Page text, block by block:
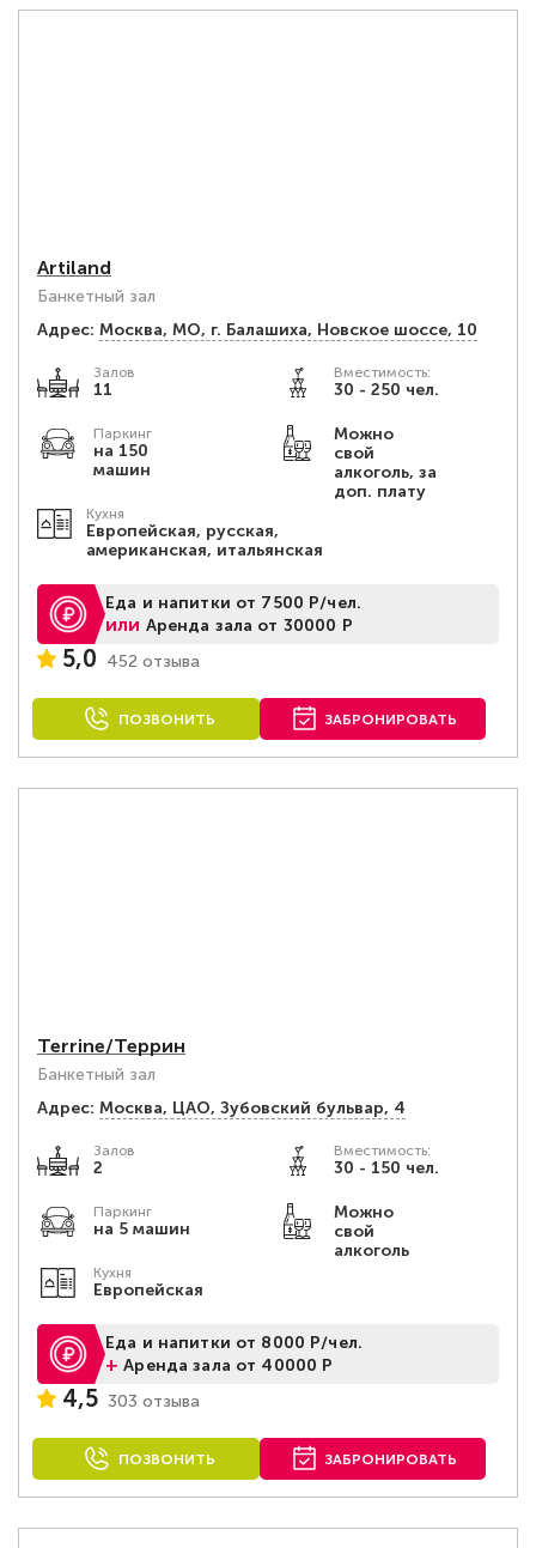
Artiland
Банкетный зал
Адрес: Москва, МО, г. Балашиха, Новское шоссе, 10
Залов
11
Вместимость:
30 - 250 чел.
Паркинг
на 150
машин
Можно
свой
алкоголь, за
доп. плату
Кухня
Европейская, русская,
американская, итальянская
Еда и напитки от 7500 Р/чел.
или Аренда зала от 30000 Р
5,0 452 отзыва
ПОЗВОНИТЬ ЗАБРОНИРОВАТЬ
Terrine/Террин
Банкетный зал
Адрес: Москва, ЦАО, Зубовский бульвар, 4
Залов
2
Вместимость:
30 - 150 чел.
Паркинг
на 5 машин
Можно
свой
алкоголь
Кухня
Европейская
Еда и напитки от 8000 Р/чел.
+Аренда зала от 40000 Р
4,5 303 отзыва
ПОЗВОНИТЬ ЗАБРОНИРОВАТЬ